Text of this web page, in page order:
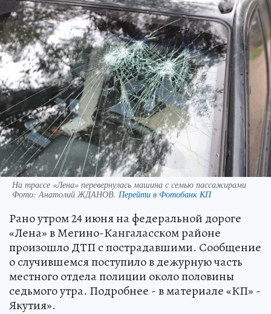
На трассе «Лена» перевернулась машина с семью пассажирами
Фото: Анатолий ЖДАНОВ. Перейти в Фотобанк КП
Рано утром 24 июня на федеральной дороге
«Лена» в Мегино-Кангаласском районе
произошло ДТП с пострадавшими. Сообщение
о случившемся поступило в дежурную часть
местного отдела полиции около половины
седьмого утра. Подробнее - в материале «КП» -
Якутия».